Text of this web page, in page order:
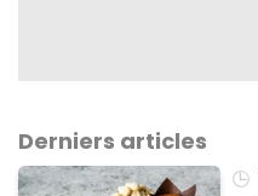
Derniers articles